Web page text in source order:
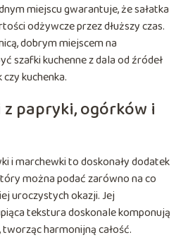
miejscu gwarantuje, że sałatka
odżywcze przez dłuższy czas.
dobrym miejscem na
szafki kuchenne z dala od źródeł
czy kuchenka.
z papryki, ogórków i
i marchewki to doskonały dodatek
można podać zarówno na co
uroczystych okazji. Jej
tekstura doskonale komponują
harmonijną całość.